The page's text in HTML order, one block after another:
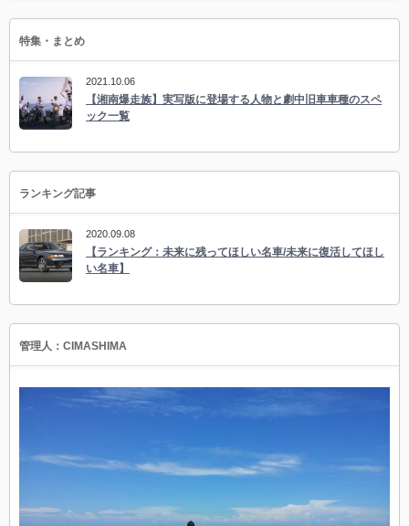
特集・まとめ
2021.10.06
【湘南爆走族】実写版に登場する人物と劇中旧車車種のスペ
ック一覧
ランキング記事
2020.09.08
【ランキング：未来に残ってほしい名車/未来に復活してほし
い名車】
管理人：CIMASHIMA